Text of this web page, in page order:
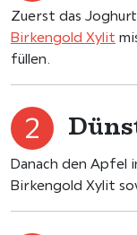
Zuerst das
Birkengold Xylit
füllen.
Danach den Apfel
Birkengold Xylit